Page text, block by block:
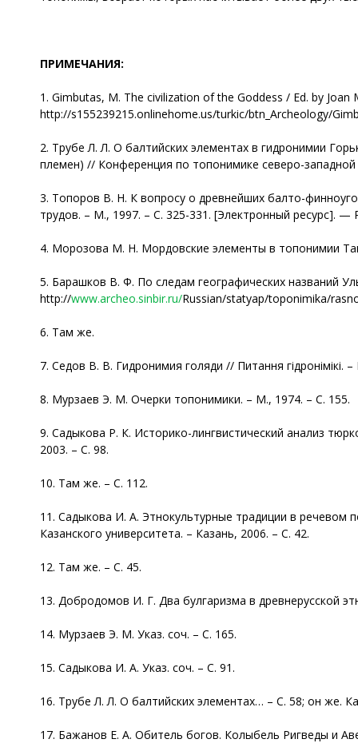
ПРИМЕЧАНИЯ:
1. Gimbutas, M. Тhe civilization of the Goddess / Еd. by
http://s155239215.onlinehome.us/turkic/btn_Archeology/
2. Трубе Л. Л. О балтийских элементах в гидронимии
племен) // Конференция по топонимике северо-
3. Топоров В. Н. К вопросу о древнейших балто-
трудов. – М., 1997. – С. 325-331. [Электронный ресурс].
4. Морозова М. Н. Мордовские элементы в топонимии
5. Барашков В. Ф. По следам географических названий
http://www.archeo.sinbir.ru/Russian/statyap/toponimika/
6. Там же.
7. Седов В. В. Гидронимия голяди // Питання гiдронiмiкi. –
8. Мурзаев Э. М. Очерки топонимики. – М., 1974. – С. 155.
9. Садыкова Р. К. Историко-лингвистический анализ
2003. – С. 98.
10. Там же. – С. 112.
11. Садыкова И. А. Этнокультурные традиции в
Казанского университета. – Казань, 2006. – С. 42.
12. Там же. – С. 45.
13. Добродомов И. Г. Два булгаризма в древнерусской
14. Мурзаев Э. М. Указ. соч. – С. 165.
15. Садыкова И. А. Указ. соч. – С. 91.
16. Трубе Л. Л. О балтийских элементах… – С. 58; он же.
17. Бажанов Е. А. Обитель богов. Колыбель Ригведы и